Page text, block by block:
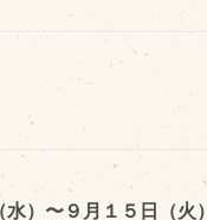
）〜９月１５日（火）